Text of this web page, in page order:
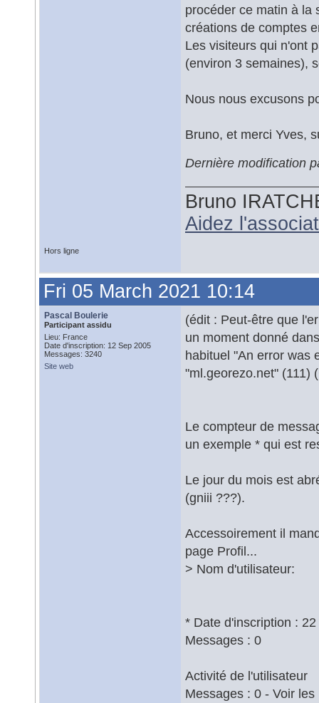
procéder ce matin à la
créations de comptes
Les visiteurs qui n'ont
(environ 3 semaines),
Nous nous excusons
Bruno, et merci Yves,
Dernière modification
Bruno
Aidez
Hors ligne
Fri 05 March 2021 10:14
Pascal Boulerie
Participant assidu
Lieu: France
Date d'inscription: 12 Sep 2005
Messages: 3240
Site web
(édit : Peut-être que
un moment donné
habituel "An error was
"ml.georezo.net" (111)
Le compteur de
un exemple * qui est
Le jour du mois est
(gniii ???).
Accessoirement il
page Profil...
> Nom d'utilisateur:
* Date d'inscription :
Messages : 0
Activité de l'utilisateur
Messages : 0 - Voir